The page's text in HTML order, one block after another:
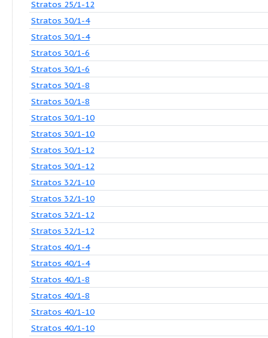
Stratos 25/1-6
Stratos 25/1-8
Stratos 25/1-8
Stratos 25/1-10
Stratos 25/1-10
Stratos 25/1-12
Stratos 30/1-4
Stratos 30/1-4
Stratos 30/1-6
Stratos 30/1-6
Stratos 30/1-8
Stratos 30/1-8
Stratos 30/1-10
Stratos 30/1-10
Stratos 30/1-12
Stratos 30/1-12
Stratos 32/1-10
Stratos 32/1-10